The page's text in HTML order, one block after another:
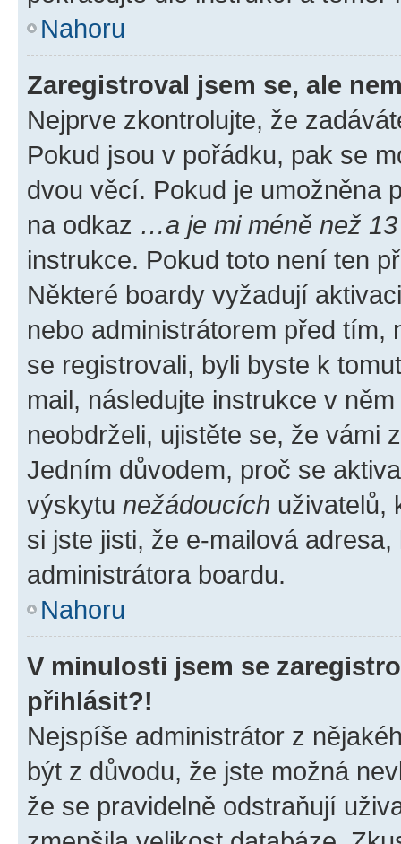
Nahoru
Zaregistroval jsem se, ale
Nejprve zkontrolujte, že
Pokud jsou v pořádku, pak se
dvou věcí. Pokud je umožněna
na odkaz …a je mi méně než
instrukce. Pokud toto není ten
Některé boardy vyžadují
nebo administrátorem před tím,
se registrovali, byli byste k
mail, následujte instrukce v
neobdrželi, ujistěte se, že vámi
Jedním důvodem, proč se
výskytu nežádoucích uživatelů,
si jste jisti, že e-mailová
administrátora boardu.
Nahoru
V minulosti jsem se
přihlásit?!
Nejspíše administrátor z
být z důvodu, že jste možná
že se pravidelně odstraňují